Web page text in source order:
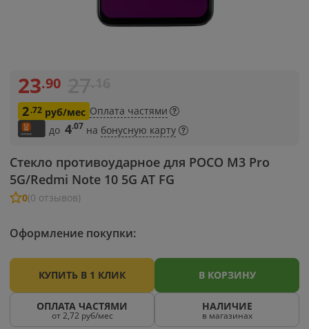
Стекло противоударное для POCO M3 Pro
5G/Redmi Note 10 5G АТ FG
0(0 отзывов)
23.90
2.72 руб/мес Оплата частями
до 4.07 на бонусную карту
Оформление покупки:
КУПИТЬ В 1 КЛИК В КОРЗИНУ
ОПЛАТА ЧАСТЯМИ
от 2,72 руб/мес
НАЛИЧИЕ
в магазинах